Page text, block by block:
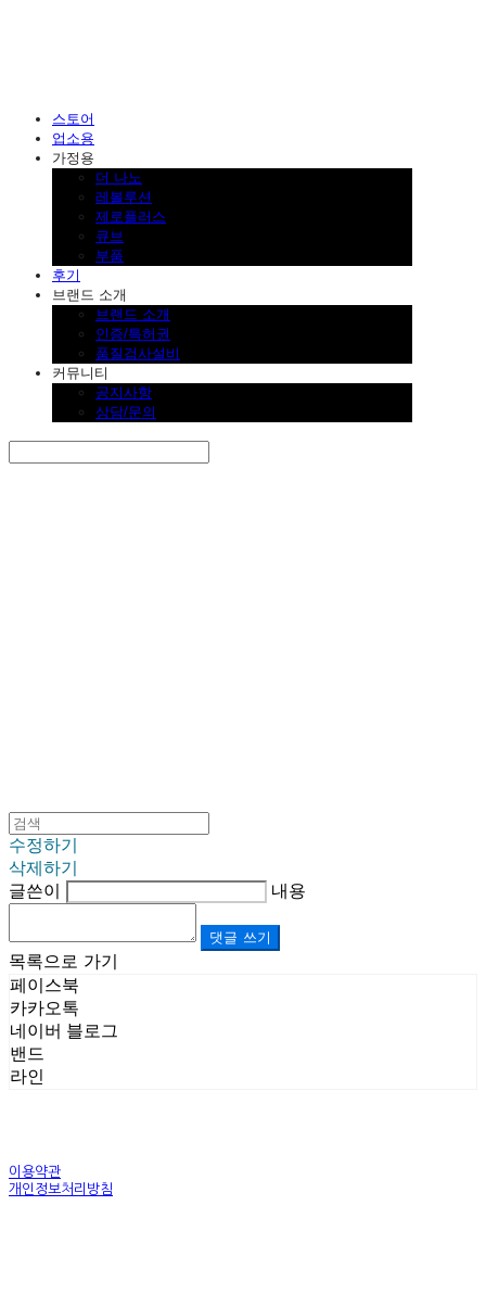
스토어
업소용
가정용
더 나노
레볼루션
제로플러스
큐브
부품
후기
브랜드 소개
브랜드 소개
인증/특허권
품질검사설비
커뮤니티
공지사항
상담/문의
수정하기
삭제하기
글쓴이
내용
댓글 쓰기
목록으로 가기
페이스북
카카오톡
네이버 블로그
밴드
라인
이용약관
개인정보처리방침